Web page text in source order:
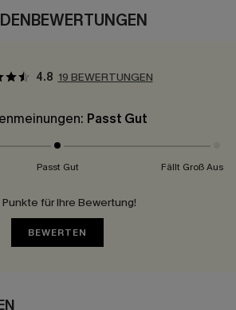
4.8 19 BEWERTUNGEN
Passt Gut
Passt Gut Fällt Groß Aus
für Ihre Bewertung!
BEWERTEN